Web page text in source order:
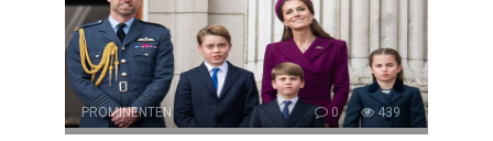
PROMINENTEN 0 439